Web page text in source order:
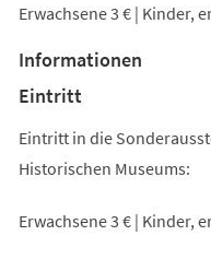
Erwachsene 3 € | Kinder,
Informationen
Eintritt
Eintritt in die
Historischen Museums:
Erwachsene 3 € | Kinder,